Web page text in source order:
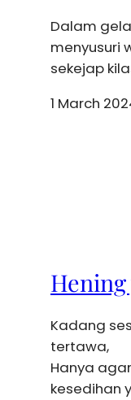
Dalam
menyusuri
sekejap
1 March
Kadang
tertawa,
Hanya
kesedihan